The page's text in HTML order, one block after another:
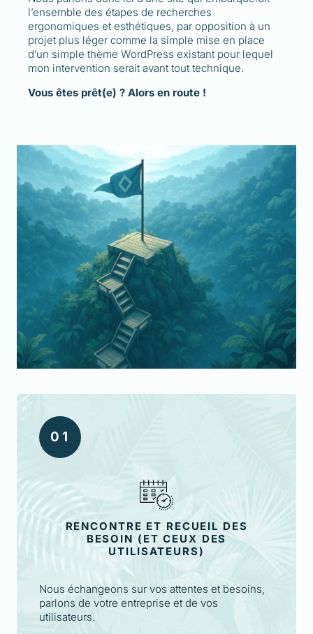
l’ensemble des étapes de recherches
ergonomiques et esthétiques, par opposition à un
projet plus léger comme la simple mise en place
d’un simple thème WordPress existant pour lequel
mon intervention serait avant tout technique.
Vous êtes prêt(e) ? Alors en route !
0 1
RENCONTRE ET RECUEIL DES
BESOIN (ET CEUX DES
UTILISATEURS)
Nous échangeons sur vos attentes et besoins,
parlons de votre entreprise et de vos
utilisateurs.